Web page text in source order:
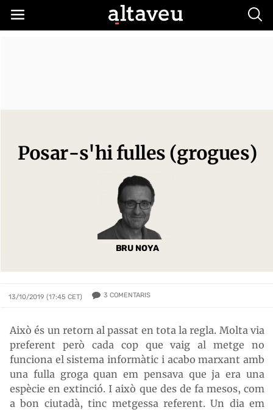
Posar-s'hi fulles (grogues)
BRU NOYA
13/10/2019 (17:45 CET) 3 COMENTARIS
Això és un retorn al passat en tota la regla. Molta via
preferent però cada cop que vaig al metge no
funciona el sistema informàtic i acabo marxant amb
una fulla groga quan em pensava que ja era una
espècie en extinció. I això que des de fa mesos, com
a bon ciutadà, tinc metgessa referent. Un dia em